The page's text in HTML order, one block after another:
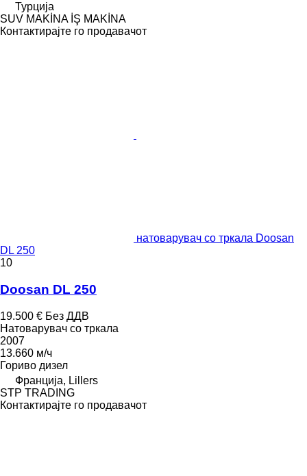
Турција
SUV MAKİNA İŞ MAKİNA
Контактирајте го продавачот
натоварувач со тркала Doosan
DL 250
10
Doosan DL 250
19.500 € Без ДДВ
Натоварувач со тркала
2007
13.660 м/ч
Гориво дизел
Франција, Lillers
STP TRADING
Контактирајте го продавачот